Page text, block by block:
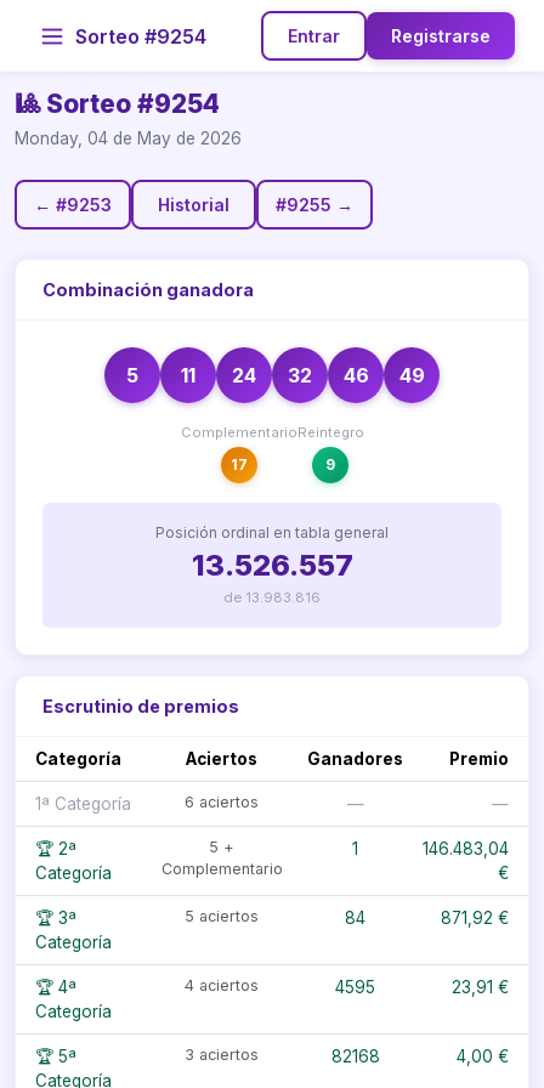
Sorteo #9254 Entrar Registrarse
🎱 Sorteo #9254
Monday, 04 de May de 2026
← #9253 Historial #9255 →
Combinación ganadora
5 11 24 32 46 49
Complementario
17
Reintegro
9
Posición ordinal en tabla general
13.526.557
de 13.983.816
Escrutinio de premios
Categoría Aciertos Ganadores Premio
1ª Categoría 6 aciertos — —
🏆 2ª
Categoría
5 +
Complementario
1
146.483,04
€
🏆 3ª
Categoría
5 aciertos 84 871,92 €
🏆 4ª
Categoría
4 aciertos 4595 23,91 €
🏆 5ª
Categoría
3 aciertos 82168 4,00 €